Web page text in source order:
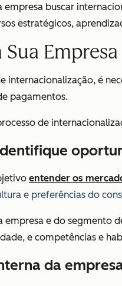
buscar
estratégicos,
internacionalização, é
pagamentos.
de
entender os
e preferências do
e do segmento
e competências e
da